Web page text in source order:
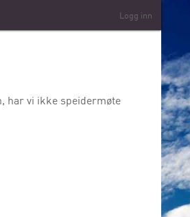
Logg inn
har vi ikke speidermøte